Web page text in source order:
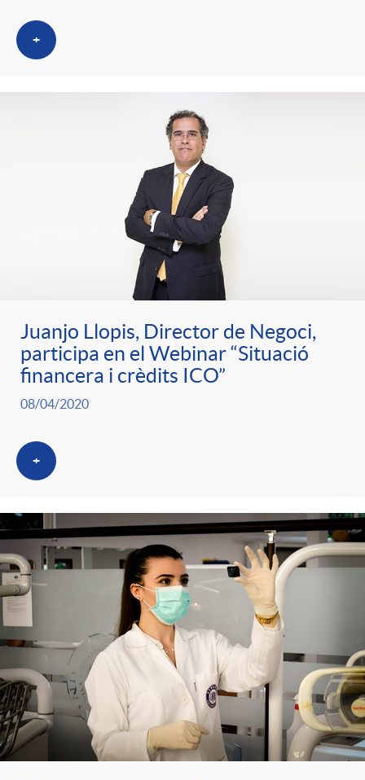
+
Juanjo Llopis, Director de Negoci,
participa en el Webinar “Situació
financera i crèdits ICO”
08/04/2020
+